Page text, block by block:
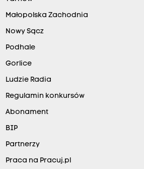
Małopolska Zachodnia
Nowy Sącz
Podhale
Gorlice
Ludzie Radia
Regulamin konkursów
Abonament
BIP
Partnerzy
Praca na Pracuj.pl